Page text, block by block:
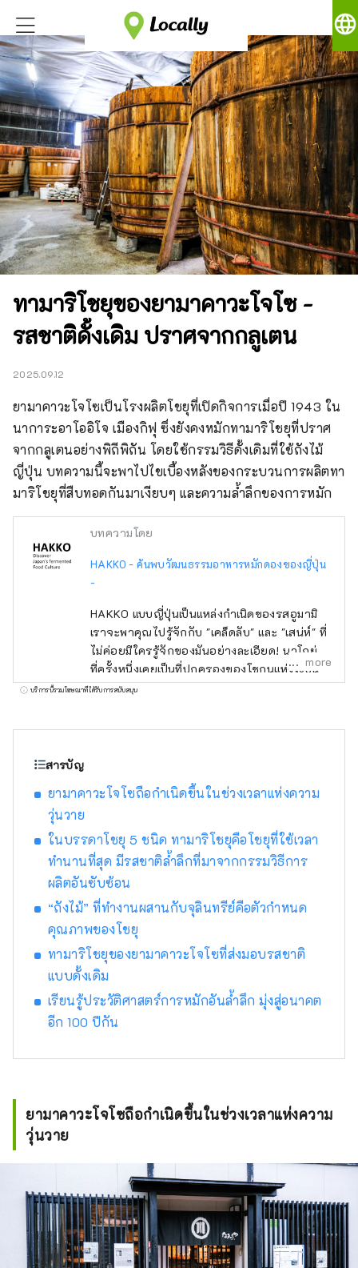
language
ทามาริโชยุของยามาคาวะโจโซ -
รสชาติดั้งเดิม ปราศจากกลูเตน
2025.09.12
ยามาคาวะโจโซเป็นโรงผลิตโชยุที่เปิดกิจการเมื่อปี 1943 ใน
นาการะอาโออิโจ เมืองกิฟุ ซึ่งยังคงหมักทามาริโชยุที่ปราศ
จากกลูเตนอย่างพิถีพิถัน โดยใช้กรรมวิธีดั้งเดิมที่ใช้ถังไม้
ญี่ปุ่น บทความนี้จะพาไปไขเบื้องหลังของกระบวนการผลิตทา
มาริโชยุที่สืบทอดกันมาเงียบๆ และความล้ำลึกของการหมัก
บทความโดย
HAKKO - ค้นพบวัฒนธรรมอาหารหมักดองของญี่ปุ่น
-
HAKKO แบบญี่ปุ่นเป็นแหล่งกำเนิดของรสอูมามิ
เราจะพาคุณไปรู้จักกับ "เคล็ดลับ" และ "เสน่ห์" ที่
ไม่ค่อยมีใครรู้จักของมันอย่างละเอียด! นาโกย่า
ที่ครั้งหนึ่งเคยเป็นที่ปกครองของโชกุนแห่งญี่ปุ่น
มีชื่อเสียงในเรื่องปราสาท นาโกย่า และสวนจิบลิ
เครื่องปรุงรสที่กำหนดรสชาติของอาหารญี่ปุ่น
ตลอดจนการผลิตเหล้าสาเกซึ่งเป็นที่นิยมไปทั่ว
อยู่ใจกลางประเทศญี่ปุ่น เป็นศูนย์กลางการเดิน
ทางทั้งทางอากาศและทางบก สภาพแวดล้อมทาง
ธรรมชาติและสภาพอากาศที่เอื้ออำนวยได้ส่ง
เสริมวัฒนธรรมอาหารหมักดองที่เป็นเอกลักษณ์
คาบสมุทร คาบสมุทรชิตะ ซึ่งล้อมรอบด้วย อ่าวอิ
เสะ และ อ่าวมิคาวะ เป็นพื้นที่ที่มีทัศนียภาพงดงาม
ซึ่งอุตสาหกรรมการผลิตเครื่องปรุงรสต่างๆ เช่น
สาเก น้ำส้มสายชู มิโซะ และทามาริ เจริญรุ่งเรือง
มาตั้งแต่สมัยโบราณ นิชิมิคาวะ บ้านเกิดของโทกู
งาวะ อิเอยาสุ มีประวัติศาสตร์การผลิตเครื่อง
ปรุงรสหมักดองที่เป็นเอกลักษณ์ เช่น "ฮัตโช มิ
more
บริการนี้รวมโฆษณาที่ได้รับการสนับสนุน
สารบัญ
ยามาคาวะโจโซถือกำเนิดขึ้นในช่วงเวลาแห่งความ
วุ่นวาย
ในบรรดาโชยุ 5 ชนิด ทามาริโชยุคือโชยุที่ใช้เวลา
ทำนานที่สุด มีรสชาติล้ำลึกที่มาจากกรรมวิธีการ
ผลิตอันซับซ้อน
“ถังไม้” ที่ทำงานผสานกับจุลินทรีย์คือตัวกำหนด
คุณภาพของโชยุ
ทามาริโชยุของยามาคาวะโจโซที่ส่งมอบรสชาติ
แบบดั้งเดิม
เรียนรู้ประวัติศาสตร์การหมักอันล้ำลึก มุ่งสู่อนาคต
อีก 100 ปีกัน
ยามาคาวะโจโซถือกำเนิดขึ้นในช่วงเวลาแห่งความ
วุ่นวาย